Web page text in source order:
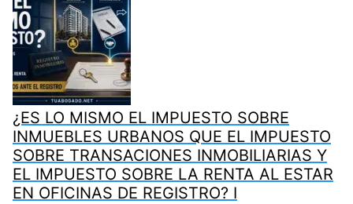
¿ES LO MISMO EL IMPUESTO SOBRE
INMUEBLES URBANOS QUE EL IMPUESTO
SOBRE TRANSACIONES INMOBILIARIAS Y
EL IMPUESTO SOBRE LA RENTA AL ESTAR
EN OFICINAS DE REGISTRO? I